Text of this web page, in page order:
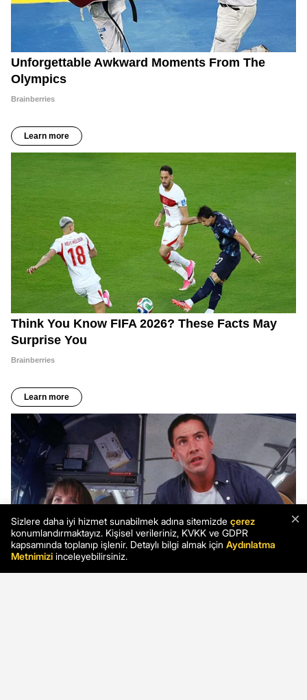
×
Sizlere daha iyi hizmet sunabilmek adına sitemizde çerez
konumlandırmaktayız. Kişisel verileriniz, KVKK ve GDPR
kapsamında toplanıp işlenir. Detaylı bilgi almak için Aydınlatma
Metnimizi inceleyebilirsiniz.